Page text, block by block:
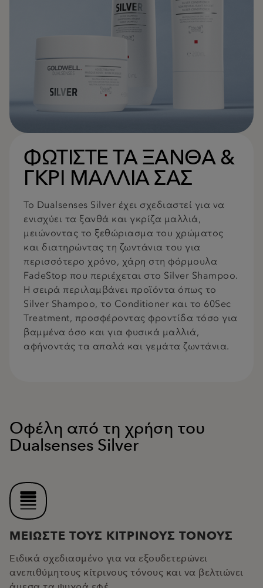
ΦΩΤΙΣΤΕ ΤΑ ΞΑΝΘΑ &
ΓΚΡΙ ΜΑΛΛΙΑ ΣΑΣ
Το Dualsenses Silver έχει σχεδιαστεί για να
ενισχύει τα ξανθά και γκρίζα μαλλιά,
μειώνοντας το ξεθώριασμα του χρώματος
και διατηρώντας τη ζωντάνια του για
περισσότερο χρόνο, χάρη στη φόρμουλα
FadeStop που περιέχεται στο Silver Shampoo.
Η σειρά περιλαμβάνει προϊόντα όπως το
Silver Shampoo, το Conditioner και το 60Sec
Treatment, προσφέροντας φροντίδα τόσο για
βαμμένα όσο και για φυσικά μαλλιά,
αφήνοντάς τα απαλά και γεμάτα ζωντάνια.
Οφέλη από τη χρήση του
Dualsenses Silver
ΜΕΙΩΣΤΕ ΤΟΥΣ ΚΙΤΡΙΝΟΥΣ ΤΟΝΟΥΣ
Ειδικά σχεδιασμένο για να εξουδετερώνει
ανεπιθύμητους κίτρινους τόνους και να βελτιώνει